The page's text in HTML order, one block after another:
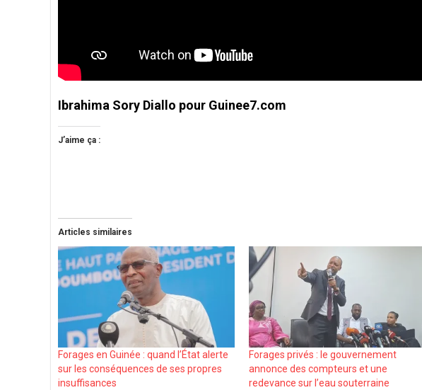
Ibrahima Sory Diallo pour Guinee7.com
J’aime ça :
Articles similaires
Forages en Guinée : quand l’État alerte
sur les conséquences de ses propres
insuffisances
Forages privés : le gouvernement
annonce des compteurs et une
redevance sur l’eau souterraine